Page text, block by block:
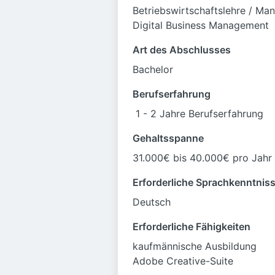
Betriebswirtschaftslehre /
Digital Business Management
Art des Abschlusses
Bachelor
Berufserfahrung
1 - 2 Jahre Berufserfahrung
Gehaltsspanne
31.000€ bis 40.000€ pro Jahr
Erforderliche
Deutsch
Erforderliche Fähigkeiten
kaufmännische Ausbildung
Adobe Creative-Suite